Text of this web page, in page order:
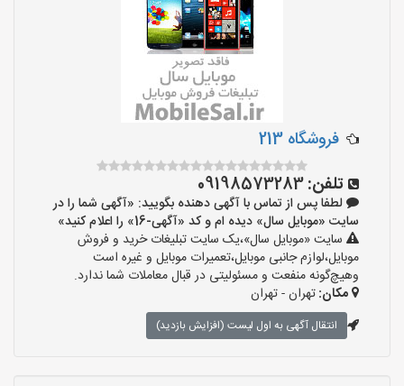
فروشگاه 213
تلفن:09198573283
لطفا پس از تماس با آگهی دهنده بگویید: «آگهی شما را در
سایت «موبایل سال» دیده ام و کد «آگهی-16» را اعلام کنید»
سایت «موبایل سال»،یک سایت تبلیغات خرید و فروش
موبایل،لوازم جانبی موبایل،تعمیرات موبایل و غیره است
وهیچ‌گونه منفعت و مسئولیتی در قبال معاملات شما ندارد.
مکان:تهران - تهران
انتقال آگهی به اول لیست (افزایش بازدید)